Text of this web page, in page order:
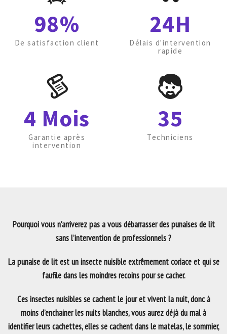
98%
De satisfaction client
24H
Délais d'intervention
rapide
4 Mois
Garantie après
intervention
35
Techniciens
Pourquoi vous n'arriverez pas a vous débarrasser des punaises de lit
sans l’intervention de professionnels ?
La punaise de lit est un insecte nuisible extrêmement coriace et qui se
faufile dans les moindres recoins pour se cacher.
Ces insectes nuisibles se cachent le jour et vivent la nuit, donc à
moins d’enchainer les nuits blanches, vous aurez déjà du mal à
identifier leurs cachettes, elles se cachent dans le matelas, le sommier,